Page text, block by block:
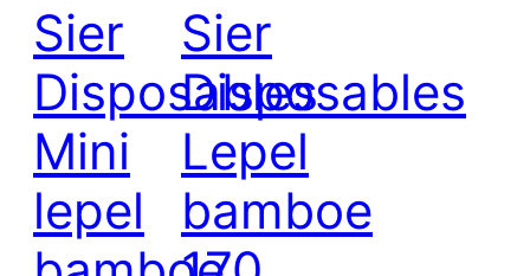
Sier
Disposables
Mini
lepel
Sier
Disposables
Lepel
bamboe